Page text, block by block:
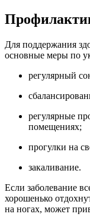
Для поддержания
основные меры по
регулярный
регулярные
помещениях;
прогулки на
закаливание.
Если заболевание
хорошенько
на ногах, может